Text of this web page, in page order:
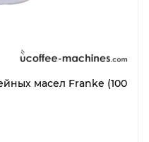
масел Franke (100